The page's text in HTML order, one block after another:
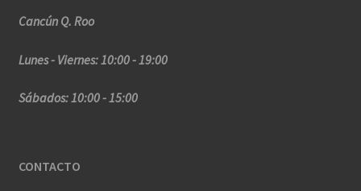
Cancún Q. Roo
Lunes - Viernes: 10:00 - 19:00
Sábados: 10:00 - 15:00
CONTACTO